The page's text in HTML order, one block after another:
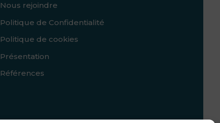
Nous rejoindre
Politique de Confidentialité
Politique de cookies
Présentation
Références